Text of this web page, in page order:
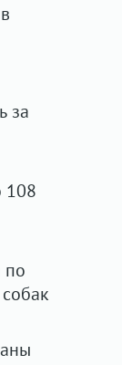
за
108
по